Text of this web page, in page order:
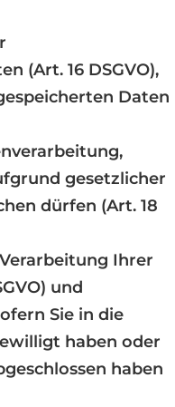
(Art. 16 DSGVO),
Daten
gesetzlicher
dürfen (Art. 18
Ihrer
und
Sie in die
haben oder
haben